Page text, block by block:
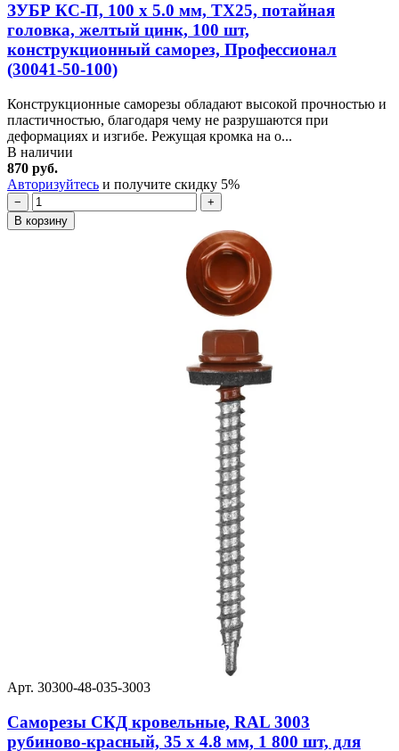
ЗУБР КС-П, 100 х 5.0 мм, TX25, потайная
головка, желтый цинк, 100 шт,
конструкционный саморез, Профессионал
(30041-50-100)
Конструкционные саморезы обладают высокой прочностью и
пластичностью, благодаря чему не разрушаются при
деформациях и изгибе. Режущая кромка на о...
В наличии
870 руб.
Авторизуйтесь и получите скидку 5%
−
+
В корзину
Арт. 30300-48-035-3003
Саморезы СКД кровельные, RAL 3003
рубиново-красный, 35 х 4.8 мм, 1 800 шт, для